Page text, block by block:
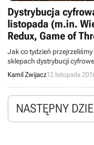
Dystrybucja
listopada (m.in.
Redux, Game of
Series)
Jak co tydzień
sklepach dystrybucji
sposobność, aby w
Game of Thrones: A
Telltale Games Series, Hard
Wiedźmin.
Kamil Zwijacz12 listopada
NASTĘPNY